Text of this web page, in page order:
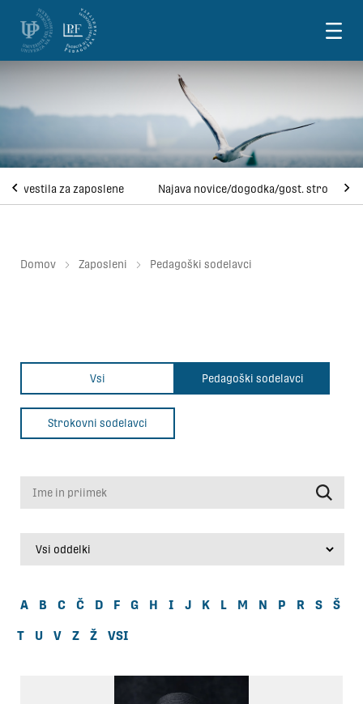
Skoči na vsebino
Obvestila za zaposlene Najava novice/dogodka/gost. strok.
Domov Zaposleni Pedagoški sodelavci
Vsi Pedagoški sodelavci
Strokovni sodelavci
A B C Č D F G H I J K L M N P R S Š
T U V Z Ž VSI